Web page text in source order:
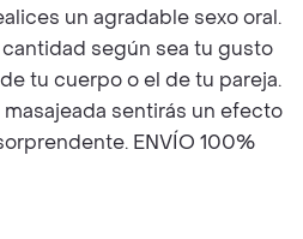
un agradable sexo oral.
según sea tu gusto
tu cuerpo o el de tu pareja.
sentirás un efecto
ENVÍO 100%